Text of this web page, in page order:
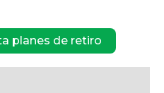
planes de retiro